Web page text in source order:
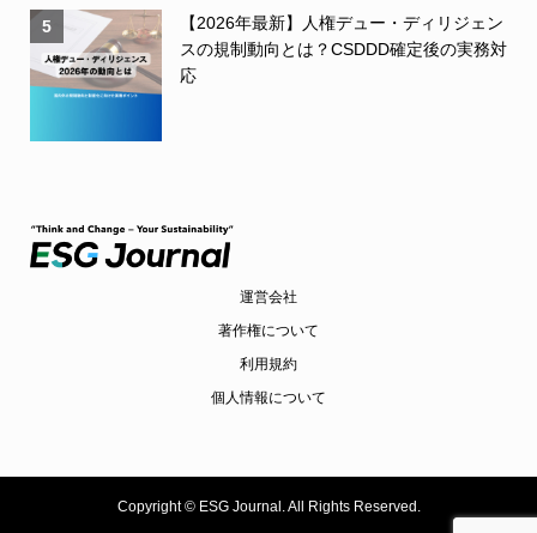
5
【2026年最新】人権デュー・ディリジェン
スの規制動向とは？CSDDD確定後の実務対
応
運営会社
著作権について
利用規約
個人情報について
Copyright ©ESG Journal. All Rights Reserved.